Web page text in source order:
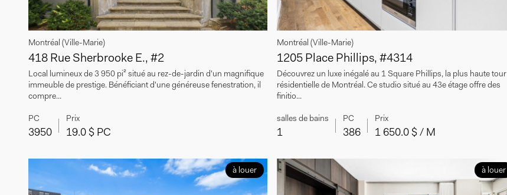
Montréal (Ville-Marie)
418 Rue Sherbrooke E., #2
Local lumineux de 3 950 pi² situé au rez-de-jardin d'un magnifique
immeuble de prestige. Bénéficiant d'une généreuse fenestration, il
compre...
PC
3950
Prix
19.0 $ PC
Montréal (Ville-Marie)
1205 Place Phillips, #4314
Découvrez un luxe inégalé au 1 Square Phillips, la plus haute tour
résidentielle de Montréal. Ce studio situé au 43e étage offre des
finitio...
salles de bains
1
PC
386
Prix
1 650.0 $ / M
à louer à louer